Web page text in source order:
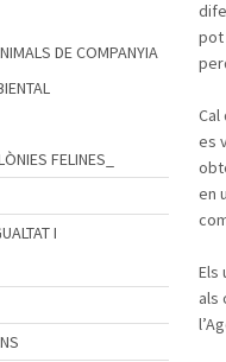
DE COMPANYIA
FELINES_
I
pot
es
en
Els
als